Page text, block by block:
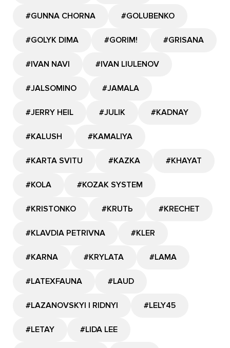
#GUNNA CHORNA #GOLUBENKO
#GOLYK DIMA #GORIM! #GRISANA
#IVAN NAVI #IVAN LIULENOV
#JALSOMINO #JAMALA
#JERRY HEIL #JULIK #KADNAY
#KALUSH #KAMALIYA
#KARTA SVITU #KAZKA #KHAYAT
#KOLA #KOZAK SYSTEM
#KRISTONKO #KRUTЬ #KRECHET
#KLAVDIA PETRIVNA #KLER
#KARNA #KRYLATA #LAMA
#LATEXFAUNA #LAUD
#LAZANOVSKYI I RIDNYI #LELY45
#LETAY #LIDA LEE